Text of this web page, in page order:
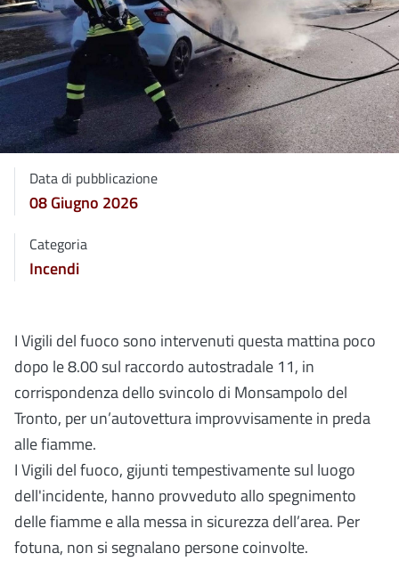
Data di pubblicazione
08 Giugno 2026
Categoria
Incendi
I Vigili del fuoco sono intervenuti questa mattina poco
dopo le 8.00 sul raccordo autostradale 11, in
corrispondenza dello svincolo di Monsampolo del
Tronto, per un’autovettura improvvisamente in preda
alle fiamme.
I Vigili del fuoco, gijunti tempestivamente sul luogo
dell'incidente, hanno provveduto allo spegnimento
delle fiamme e alla messa in sicurezza dell’area. Per
fotuna, non si segnalano persone coinvolte.